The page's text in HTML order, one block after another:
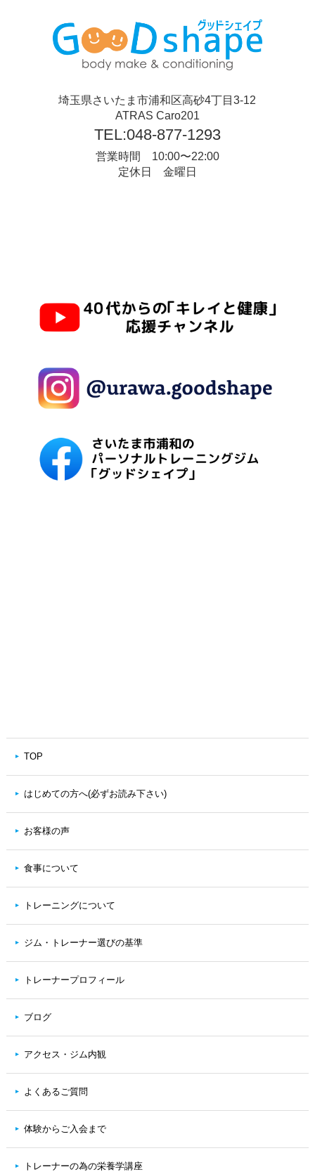
埼玉県さいたま市浦和区高砂4丁目3-12
ATRAS Caro201
TEL:048-877-1293
営業時間 10:00〜22:00
定休日 金曜日
TOP
はじめての方へ(必ずお読み下さい)
お客様の声
食事について
トレーニングについて
ジム・トレーナー選びの基準
トレーナープロフィール
ブログ
アクセス・ジム内観
よくあるご質問
体験からご入会まで
トレーナーの為の栄養学講座